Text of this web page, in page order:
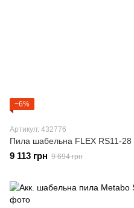
−6%
Артикул: 432776
Пила шабельна FLEX RS11-28
9 113 грн 9 694 грн